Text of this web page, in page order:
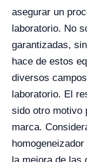
asegurar un
laboratorio. No
garantizadas,
hace de estos
diversos
laboratorio. El
sido otro motivo
marca.